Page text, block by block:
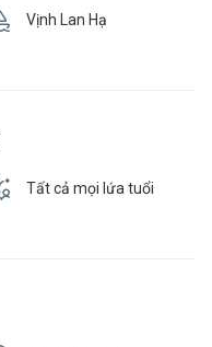
Vịnh Lan Hạ
Tất cả mọi lứa tuổi